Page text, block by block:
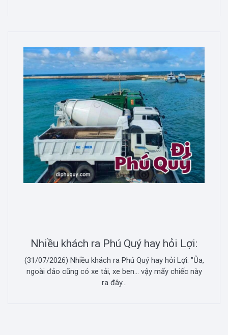
Nhiều khách ra Phú Quý hay hỏi Lợi:
(31/07/2026) Nhiều khách ra Phú Quý hay hỏi Lợi: "Ủa,
ngoài đảo cũng có xe tải, xe ben... vậy mấy chiếc này
ra đây...